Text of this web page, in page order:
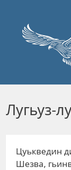
Лугьуз-
Цуькведин
Шезва,